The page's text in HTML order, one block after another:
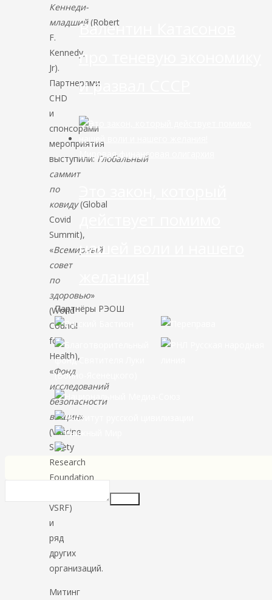
Кеннеди-
младший(Robert
F.
Kennedy,
Jr).
Партнерами
CHD
и
спонсорами
мероприятия
выступили: Глобальный
саммит
по
ковиду(Global
Covid
Summit),
«Всемирный
совет
по
здоровью»
(World
Council
for
Health),
«Фонд
исследований
безопасности
вакцин»
(Vaccine
Safety
Research
Foundation
VSRF)
и
ряд
других
организаций.
Митинг
Валентин Катасонов
про теневую экономику
и развал СССР
Мировая финансовая олигархия
нашей воли и нашего
Партнёры РЭОШ